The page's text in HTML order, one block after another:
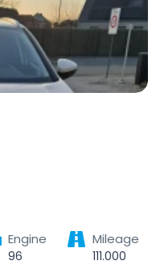
Engine
96
Mileage
111.000